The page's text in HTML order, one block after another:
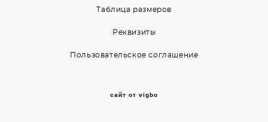
Таблица размеров
Реквизиты
Пользовательское соглашение
сайт от vigbo